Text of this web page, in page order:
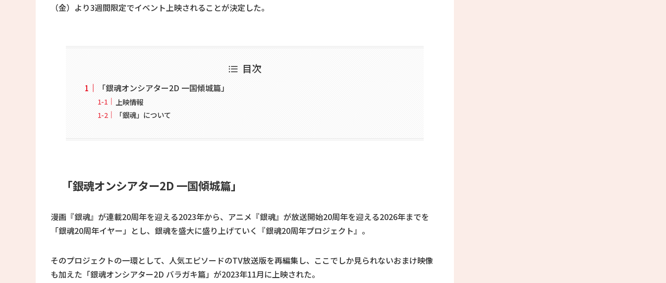
（金）より3週間限定でイベント上映されることが決定した。
目次
「銀魂オンシアター2D 一国傾城篇」
上映情報
「銀魂」について
「銀魂オンシアター2D 一国傾城篇」
漫画『銀魂』が連載20周年を迎える2023年から、アニメ『銀魂』が放送開始20周年を迎える2026年までを
「銀魂20周年イヤー」とし、銀魂を盛大に盛り上げていく『銀魂20周年プロジェクト』。
そのプロジェクトの一環として、人気エピソードのTV放送版を再編集し、ここでしか見られないおまけ映像
も加えた「銀魂オンシアター2D バラガキ篇」が2023年11月に上映された。